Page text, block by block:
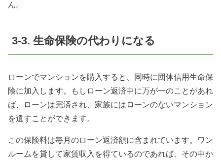
ん。
3-3. 生命保険の代わりになる
ローンでマンションを購入すると、同時に団体信用生命保
険に加入します。もしローン返済中に万が一のことがあれ
ば、ローンは完済され、家族にはローンのないマンション
を遺すことができます。
この保険料は毎月のローン返済額に含まれています。ワン
ルームを貸して家賃収入を得ているのであれば、その中か